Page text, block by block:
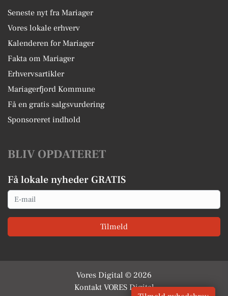
Seneste nyt fra Mariager
Vores lokale erhverv
Kalenderen for Mariager
Fakta om Mariager
Erhvervsartikler
Mariagerfjord Kommune
Få en gratis salgsvurdering
Sponsoreret indhold
BLIV OPDATERET
Få lokale nyheder GRATIS
Email
Tilmeld
Vores Digital © 2026
Kontakt VORES Digital